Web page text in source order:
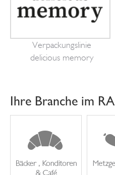
Verpackungslinie
delicious memory
Ihre Branche im